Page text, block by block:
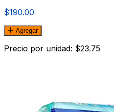
$190.00
Agregar
Precio por unidad: $23.75